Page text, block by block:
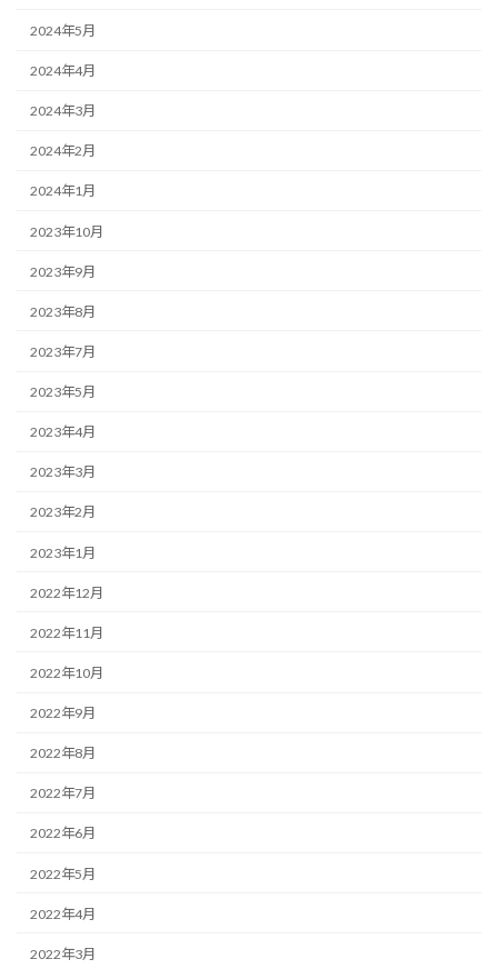
2024年5月
2024年4月
2024年3月
2024年2月
2024年1月
2023年10月
2023年9月
2023年8月
2023年7月
2023年5月
2023年4月
2023年3月
2023年2月
2023年1月
2022年12月
2022年11月
2022年10月
2022年9月
2022年8月
2022年7月
2022年6月
2022年5月
2022年4月
2022年3月